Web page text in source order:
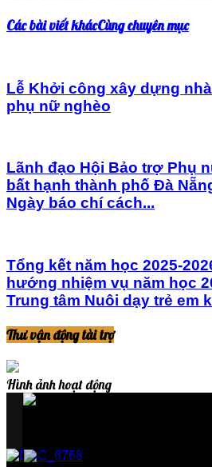
Các bài viết khácCùng chuyên mục
Lễ Khởi công xây dựng
phụ nữ nghèo
Lãnh đạo Hội Bảo trợ Phụ
bất hạnh thành phố Đà
Ngày báo chí cách...
Tổng kết năm học 2025-
hướng nhiệm vụ năm học
Trung tâm Nuôi dạy trẻ em
Thư vận động tài trợ
Hình ảnh hoạt động